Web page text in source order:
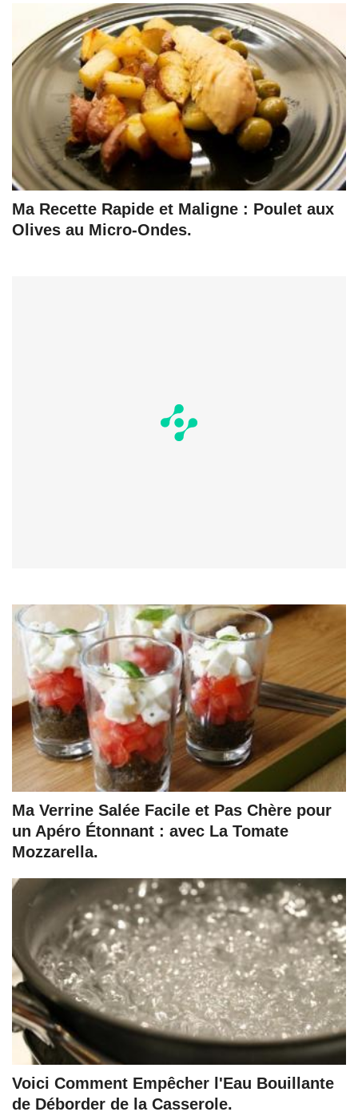
Ma Recette Rapide et Maligne : Poulet aux
Olives au Micro-Ondes.
Ma Verrine Salée Facile et Pas Chère pour
un Apéro Étonnant : avec La Tomate
Mozzarella.
Voici Comment Empêcher l'Eau Bouillante
de Déborder de la Casserole.